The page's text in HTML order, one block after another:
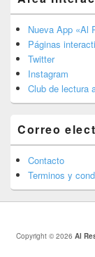
Nueva App «Al
Páginas
Twitter
Instagram
Club de lectura
Correo
Contacto
Terminos y
Copyright © 2026 Al